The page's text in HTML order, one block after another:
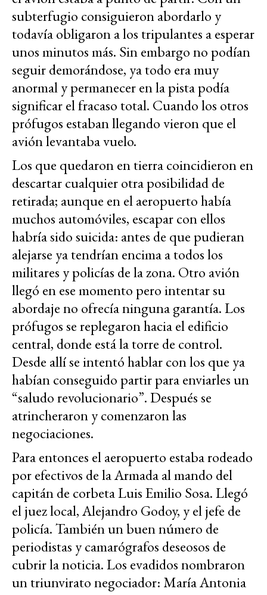
subterfugio consiguieron abordarlo y
todavía obligaron a los tripulantes a esperar
unos minutos más. Sin embargo no podían
seguir demorándose, ya todo era muy
anormal y permanecer en la pista podía
significar el fracaso total. Cuando los otros
prófugos estaban llegando vieron que el
avión levantaba vuelo.
Los que quedaron en tierra coincidieron en
descartar cualquier otra posibilidad de
retirada; aunque en el aeropuerto había
muchos automóviles, escapar con ellos
habría sido suicida: antes de que pudieran
alejarse ya tendrían encima a todos los
militares y policías de la zona. Otro avión
llegó en ese momento pero intentar su
abordaje no ofrecía ninguna garantía. Los
prófugos se replegaron hacia el edificio
central, donde está la torre de control.
Desde allí se intentó hablar con los que ya
habían conseguido partir para enviarles un
“saludo revolucionario”. Después se
atrincheraron y comenzaron las
negociaciones.
Para entonces el aeropuerto estaba rodeado
por efectivos de la Armada al mando del
capitán de corbeta Luis Emilio Sosa. Llegó
el juez local, Alejandro Godoy, y el jefe de
policía. También un buen número de
periodistas y camarógrafos deseosos de
cubrir la noticia. Los evadidos nombraron
un triunvirato negociador: María Antonia